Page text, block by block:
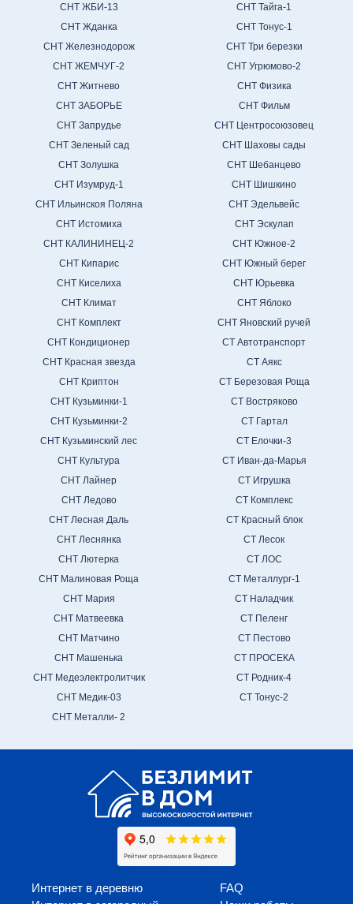
СНТ ЖБИ-13
СНТ Жданка
СНТ Железнодорож
СНТ ЖЕМЧУГ-2
СНТ Житнево
СНТ ЗАБОРЬЕ
СНТ Запрудье
СНТ Зеленый сад
СНТ Золушка
СНТ Изумруд-1
СНТ Ильинскоя Поляна
СНТ Истомиха
СНТ КАЛИНИНЕЦ-2
СНТ Кипарис
СНТ Киселиха
СНТ Климат
СНТ Комплект
СНТ Кондиционер
СНТ Красная звезда
СНТ Криптон
СНТ Кузьминки-1
СНТ Кузьминки-2
СНТ Кузьминский лес
СНТ Культура
СНТ Лайнер
СНТ Ледово
СНТ Лесная Даль
СНТ Леснянка
СНТ Лютерка
СНТ Малиновая Роща
СНТ Мария
СНТ Матвеевка
СНТ Матчино
СНТ Машенька
СНТ Медеэлектролитчик
СНТ Медик-03
СНТ Металли- 2
СНТ Тайга-1
СНТ Тонус-1
СНТ Три березки
СНТ Угрюмово-2
СНТ Физика
СНТ Фильм
СНТ Центросоюзовец
СНТ Шаховы сады
СНТ Шебанцево
СНТ Шишкино
СНТ Эдельвейс
СНТ Эскулап
СНТ Южное-2
СНТ Южный берег
СНТ Юрьевка
СНТ Яблоко
СНТ Яновский ручей
СТ Автотранспорт
СТ Аякс
СТ Березовая Роща
СТ Востряково
СТ Гартал
СТ Елочки-3
СТ Иван-да-Марья
СТ Игрушка
СТ Комплекс
СТ Красный блок
СТ Лесок
СТ ЛОС
СТ Металлург-1
СТ Наладчик
СТ Пеленг
СТ Пестово
СТ ПРОСЕКА
СТ Родник-4
СТ Тонус-2
Интернет в деревню
FAQ